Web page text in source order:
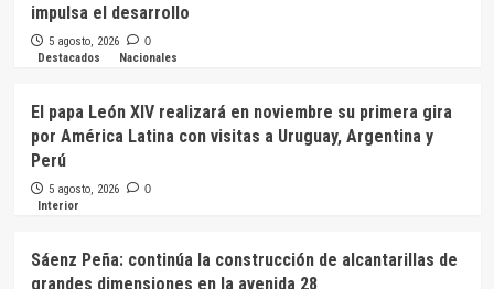
impulsa el desarrollo
5 agosto, 2026 0
Destacados Nacionales
El papa León XIV realizará en noviembre su primera gira
por América Latina con visitas a Uruguay, Argentina y
Perú
5 agosto, 2026 0
Interior
Sáenz Peña: continúa la construcción de alcantarillas de
grandes dimensiones en la avenida 28